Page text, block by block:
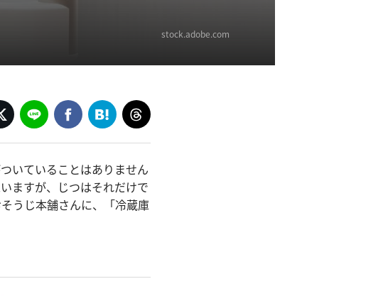
stock.adobe.com
いていることはありません
ますが、じつはそれだけで
うじ本舗さんに、「冷蔵庫